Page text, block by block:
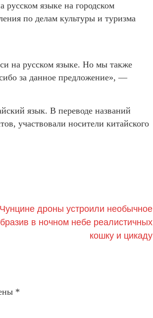
языке на городском
по делам культуры и туризма
на русском языке. Но мы также
за данное предложение», —
язык. В переводе названий
участвовали носители китайского
дроны устроили необычное
в ночном небе реалистичных
кошку и цикаду
*